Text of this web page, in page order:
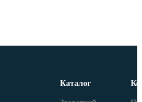
Каталог